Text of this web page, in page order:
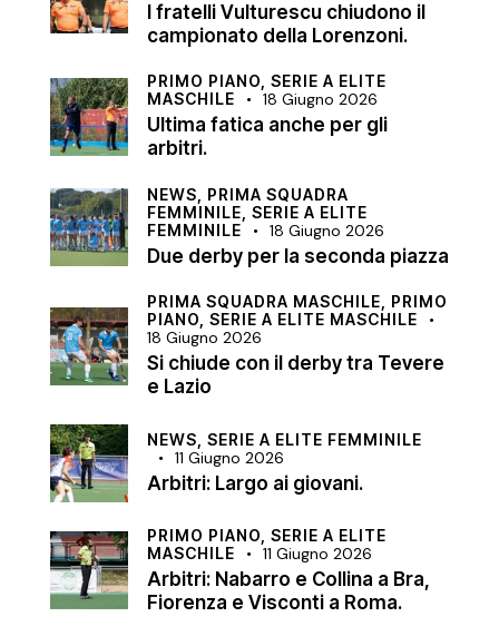
I fratelli Vulturescu chiudono il
campionato della Lorenzoni.
PRIMO PIANO, SERIE A ELITE
MASCHILE
18 Giugno 2026
Ultima fatica anche per gli
arbitri.
NEWS, PRIMA SQUADRA
FEMMINILE, SERIE A ELITE
FEMMINILE
18 Giugno 2026
Due derby per la seconda piazza
PRIMA SQUADRA MASCHILE, PRIMO
PIANO, SERIE A ELITE MASCHILE
18 Giugno 2026
Si chiude con il derby tra Tevere
e Lazio
NEWS, SERIE A ELITE FEMMINILE
11 Giugno 2026
Arbitri: Largo ai giovani.
PRIMO PIANO, SERIE A ELITE
MASCHILE
11 Giugno 2026
Arbitri: Nabarro e Collina a Bra,
Fiorenza e Visconti a Roma.